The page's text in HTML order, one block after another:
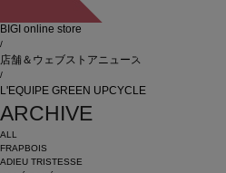
BIGI online store
/
店舗＆ウェブストアニュース
/
L'EQUIPE GREEN UPCYCLE
ARCHIVE
ALL
FRAPBOIS
ADIEU TRISTESSE